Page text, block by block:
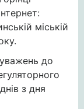
міській
до
з дня